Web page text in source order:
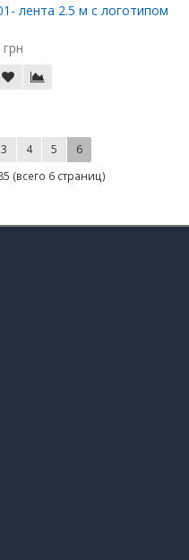
лента 2.5 м с логотипом
3 4 5 6
(всего 6 страниц)